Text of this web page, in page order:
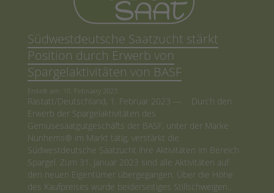
Südwestdeutsche Saatzucht stärkt
Position durch Erwerb von
Spargelaktivitäten von BASF
Erstellt am: 10. February 2023
Rastatt/Deutschland, 1. Februar 2023 — Durch den
Erwerb der Spargelaktivitäten des
Gemüsesaatgutgeschäfts der BASF, unter der Marke
Nunhems® im Markt tätig, verstärkt die
Südwestdeutsche Saatzucht ihre Aktivitäten im Bereich
Spargel. Zum 31. Januar 2023 sind alle Aktivitäten auf
den neuen Eigentümer übergegangen. Über die Höhe
des Kaufpreises wurde beiderseitiges Stillschweigen...